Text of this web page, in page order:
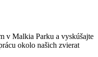
v Malkia Parku a vyskúšajte
okolo našich zvierat